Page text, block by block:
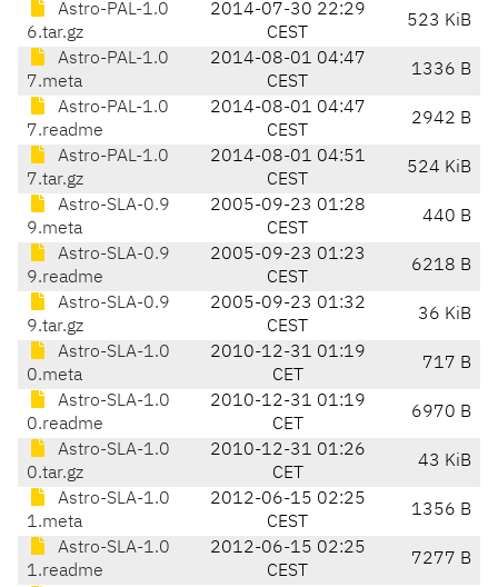
Astro-PAL-1.0
6.tar.gz
2014-07-30 22:29
CEST
523 KiB
Astro-PAL-1.0
7.meta
2014-08-01 04:47
CEST
1336 B
Astro-PAL-1.0
7.readme
2014-08-01 04:47
CEST
2942 B
Astro-PAL-1.0
7.tar.gz
2014-08-01 04:51
CEST
524 KiB
Astro-SLA-0.9
9.meta
2005-09-23 01:28
CEST
440 B
Astro-SLA-0.9
9.readme
2005-09-23 01:23
CEST
6218 B
Astro-SLA-0.9
9.tar.gz
2005-09-23 01:32
CEST
36 KiB
Astro-SLA-1.0
0.meta
2010-12-31 01:19
CET
717 B
Astro-SLA-1.0
0.readme
2010-12-31 01:19
CET
6970 B
Astro-SLA-1.0
0.tar.gz
2010-12-31 01:26
CET
43 KiB
Astro-SLA-1.0
1.meta
2012-06-15 02:25
CEST
1356 B
Astro-SLA-1.0
1.readme
2012-06-15 02:25
CEST
7277 B